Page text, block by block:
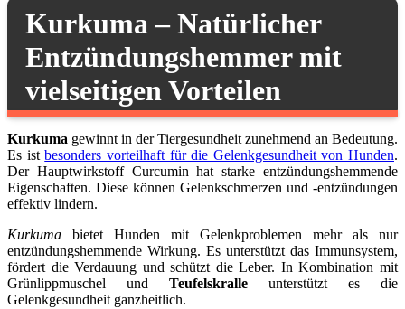
Kurkuma – Natürlicher
Entzündungshemmer mit
vielseitigen Vorteilen
Kurkuma gewinnt in der Tiergesundheit zunehmend an Bedeutung.
Es istbesonders vorteilhaft für die Gelenkgesundheit von Hunden.
Der Hauptwirkstoff Curcumin hat starke entzündungshemmende
Eigenschaften. Diese können Gelenkschmerzen und -entzündungen
effektiv lindern.
Kurkuma bietet Hunden mit Gelenkproblemen mehr als nur
entzündungshemmende Wirkung. Es unterstützt das Immunsystem,
fördert die Verdauung und schützt die Leber. In Kombination mit
Grünlippmuschel und Teufelskralle unterstützt es die
Gelenkgesundheit ganzheitlich.